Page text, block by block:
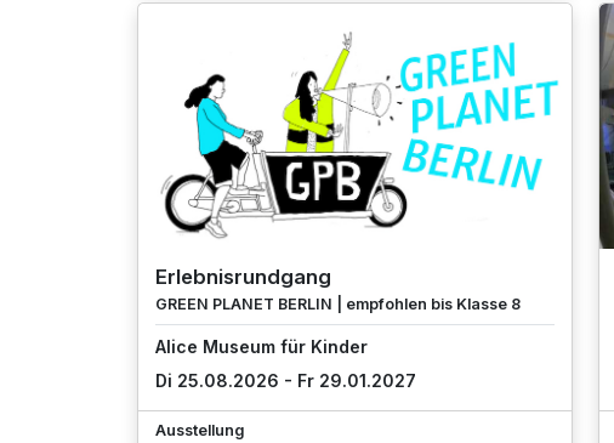
Erlebnisrundgang
GREEN PLANET BERLIN | empfohlen bis Klasse 8
Alice Museum für Kinder
Di 25.08.2026 - Fr 29.01.2027
Ausstellung